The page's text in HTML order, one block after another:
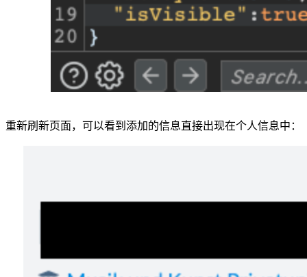
重新刷新页面，可以看到添加的信息直接出现在个人信息中：